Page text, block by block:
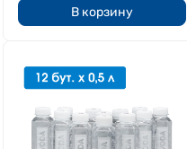
В корзину